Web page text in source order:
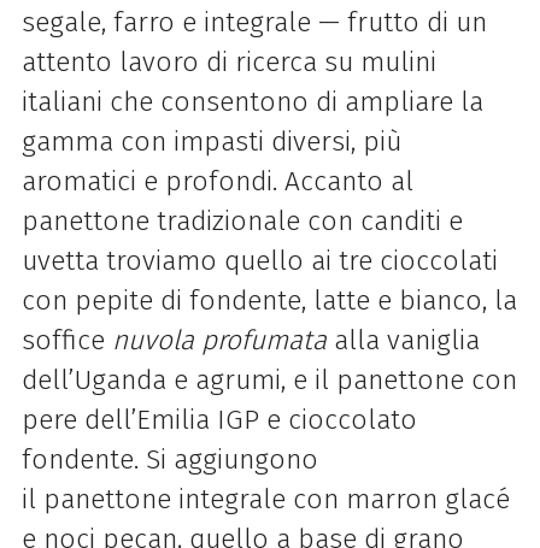
segale, farro e integrale — frutto di un
attento lavoro di ricerca su mulini
italiani che consentono di ampliare la
gamma con impasti diversi, più
aromatici e profondi. Accanto al
panettone tradizionale con canditi e
uvetta troviamo quello ai tre cioccolati
con pepite di fondente, latte e bianco, la
soffice nuvola profumata alla vaniglia
dell’Uganda e agrumi, e il panettone con
pere dell’Emilia IGP e cioccolato
fondente. Si aggiungono
il panettone integrale con marron glacé
e noci pecan, quello a base di grano